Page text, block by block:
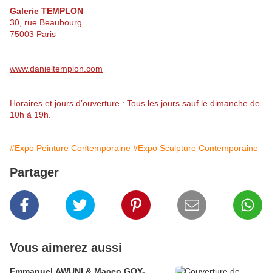
Galerie TEMPLON
30, rue Beaubourg
75003 Paris
www.danieltemplon.com
Horaires et jours d’ouverture : Tous les jours sauf le dimanche de
10h à 19h.
#Expo Peinture Contemporaine #Expo Sculpture Contemporaine
Partager
Vous aimerez aussi
Emmanuel AWUNI & Maceo GOY-